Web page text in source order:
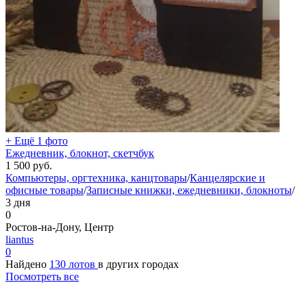
+ Ещё 1 фото
Ежедневник, блокнот, скетчбук
1 500 руб.
Компьютеры, оргтехника, канцтовары/Канцелярские и
офисные товары/Записные книжки, ежедневники, блокноты/
3 дня
0
Ростов-на-Дону, Центр
liantus
0
Найдено 130 лотов в других городах
Посмотреть все